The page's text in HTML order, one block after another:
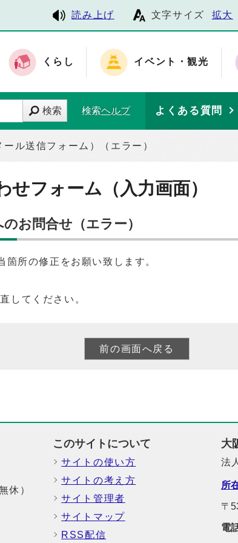
読み上げ 文字サイズ 拡大
くらし イベント・観光
検索 検索ヘルプ よくある質問
ル送信フォーム）（エラー）
せフォーム（入力画面）
お問合せ（エラー）
箇所の修正をお願い致します。
してください。
休）
このサイトについて
サイトの使い方
サイトの考え方
サイト管理者
サイトマップ
RSS配信
大
法
所
〒
電